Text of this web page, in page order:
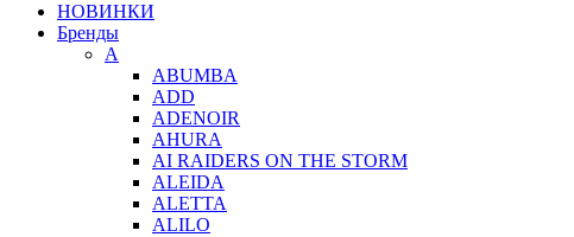
НОВИНКИ
Бренды
A
ABUMBA
ADD
ADENOIR
AHURA
AI RAIDERS ON THE STORM
ALEIDA
ALETTA
ALILO